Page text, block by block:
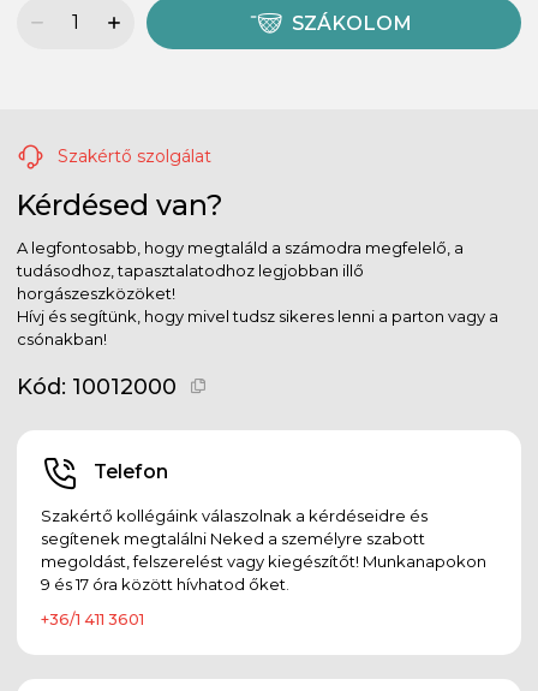
SZÁKOLOM
Szakértő szolgálat
Kérdésed van?
A legfontosabb, hogy megtaláld a számodra megfelelő, a
tudásodhoz, tapasztalatodhoz legjobban illő
horgászeszközöket!
Hívj és segítünk, hogy mivel tudsz sikeres lenni a parton vagy a
csónakban!
Kód: 10012000
Telefon
Szakértő kollégáink válaszolnak a kérdéseidre és
segítenek megtalálni Neked a személyre szabott
megoldást, felszerelést vagy kiegészítőt! Munkanapokon
9 és 17 óra között hívhatod őket.
+36/1 411 3601